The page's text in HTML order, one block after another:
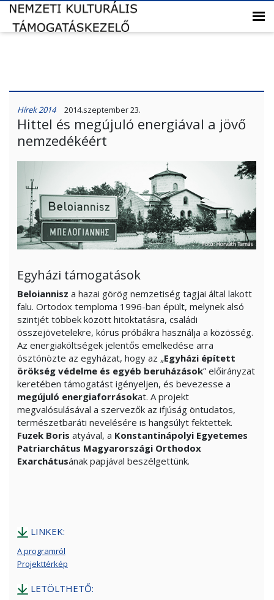
Hírek 2014 2014.szeptember 23.
Hittel és megújuló energiával a jövő
nemzedékéért
Egyházi támogatások
Beloiannisz a hazai görög nemzetiség tagjai által lakott
falu. Ortodox temploma 1996-ban épült, melynek alsó
szintjét többek között hitoktatásra, családi
összejövetelekre, kórus próbákra használja a közösség.
Az energiaköltségek jelentős emelkedése arra
ösztönözte az egyházat, hogy az „Egyházi épített
örökség védelme és egyéb beruházások” előirányzat
keretében támogatást igényeljen, és bevezesse a
megújuló energiaforrásokat. A projekt
megvalósulásával a szervezők az ifjúság öntudatos,
természetbaráti nevelésére is hangsúlyt fektettek.
Fuzek Boris atyával, a Konstantinápolyi Egyetemes
Patriarchátus Magyarországi Orthodox
Exarchátusának papjával beszélgettünk.
LINKEK:
A programról
Projekttérkép
LETÖLTHETŐ: